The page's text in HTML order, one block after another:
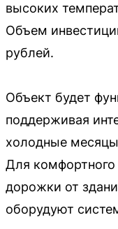
высоких
Объем
рублей.
Объект будет
поддерживая
холодные
Для
дорожки от
оборудуют